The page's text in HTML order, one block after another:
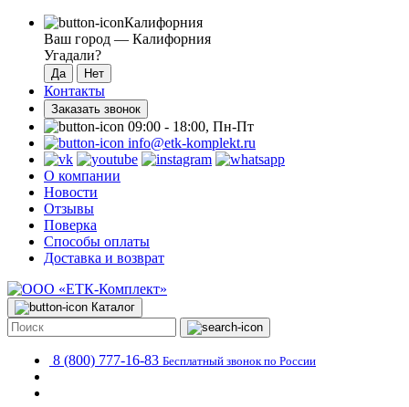
Калифорния
Ваш город — Калифорния
Угадали?
Контакты
Заказать звонок
09:00 - 18:00, Пн-Пт
info@etk-komplekt.ru
О компании
Новости
Отзывы
Поверка
Способы оплаты
Доставка и возврат
Каталог
8 (800) 777-16-83 Бесплатный звонок по России